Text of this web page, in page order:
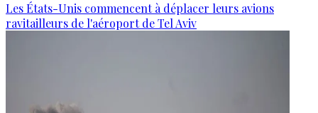
Les États-Unis commencent à déplacer leurs avions
ravitailleurs de l'aéroport de Tel Aviv